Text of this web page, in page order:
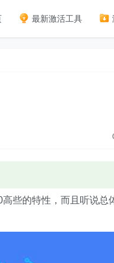
最新激活工具
些的特性，而且听说总